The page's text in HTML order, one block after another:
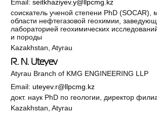
Email:seitkhaziyev.y@llpcmg.kz
соискатель ученой степени PhD (SOCAR),
области нефтегазовой геохимии,
лабораторией геохимических
и породы
Kazakhstan, Atyrau
R. N. Uteyev
Atyrau Branch of KMG ENGINEERING LLP
Email:uteyev.r@llpcmg.kz
докт. наук PhD по геологии, директор
Kazakhstan, Atyrau